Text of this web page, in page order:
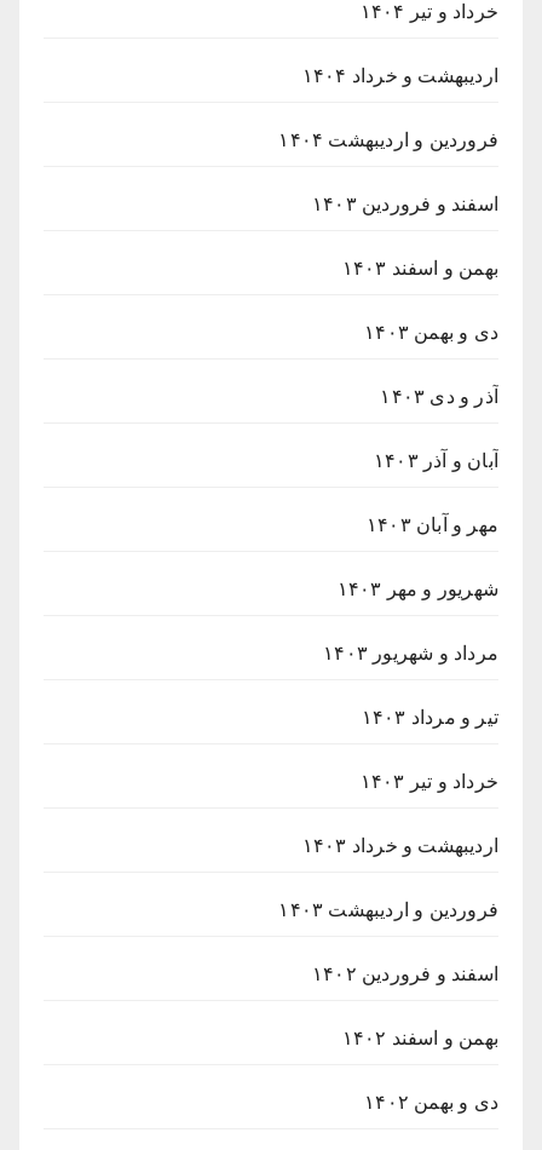
خرداد و تیر ۱۴۰۴
اردیبهشت و خرداد ۱۴۰۴
فروردین و اردیبهشت ۱۴۰۴
اسفند و فروردین ۱۴۰۳
بهمن و اسفند ۱۴۰۳
دی و بهمن ۱۴۰۳
آذر و دی ۱۴۰۳
آبان و آذر ۱۴۰۳
مهر و آبان ۱۴۰۳
شهریور و مهر ۱۴۰۳
مرداد و شهریور ۱۴۰۳
تیر و مرداد ۱۴۰۳
خرداد و تیر ۱۴۰۳
اردیبهشت و خرداد ۱۴۰۳
فروردین و اردیبهشت ۱۴۰۳
اسفند و فروردین ۱۴۰۲
بهمن و اسفند ۱۴۰۲
دی و بهمن ۱۴۰۲